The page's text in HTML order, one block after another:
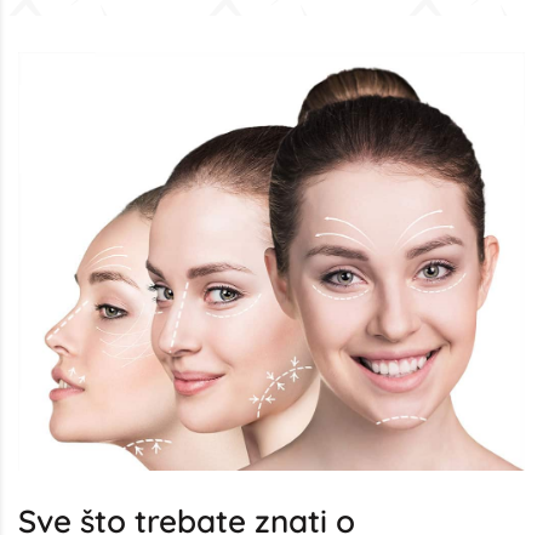
Sve što trebate znati o